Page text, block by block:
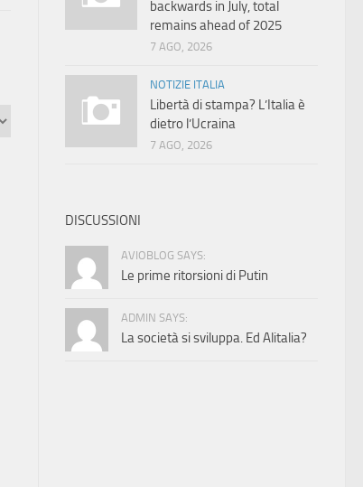
backwards in July, total
remains ahead of 2025
7 AGO, 2026
NOTIZIE ITALIA
Libertà di stampa? L’Italia è
dietro l’Ucraina
7 AGO, 2026
DISCUSSIONI
AVIOBLOG SAYS:
Le prime ritorsioni di Putin
ADMIN SAYS:
La società si sviluppa. Ed Alitalia?